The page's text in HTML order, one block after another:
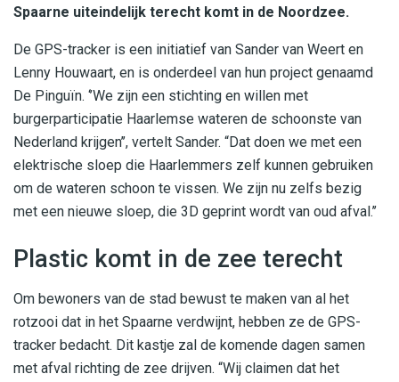
Spaarne uiteindelijk terecht komt in de Noordzee.
De GPS-tracker is een initiatief van Sander van Weert en
Lenny Houwaart, en is onderdeel van hun project genaamd
De Pinguïn. ‘’We zijn een stichting en willen met
burgerparticipatie Haarlemse wateren de schoonste van
Nederland krijgen’’, vertelt Sander. “Dat doen we met een
elektrische sloep die Haarlemmers zelf kunnen gebruiken
om de wateren schoon te vissen. We zijn nu zelfs bezig
met een nieuwe sloep, die 3D geprint wordt van oud afval.’’
Plastic komt in de zee terecht
Om bewoners van de stad bewust te maken van al het
rotzooi dat in het Spaarne verdwijnt, hebben ze de GPS-
tracker bedacht. Dit kastje zal de komende dagen samen
met afval richting de zee drijven. “Wij claimen dat het